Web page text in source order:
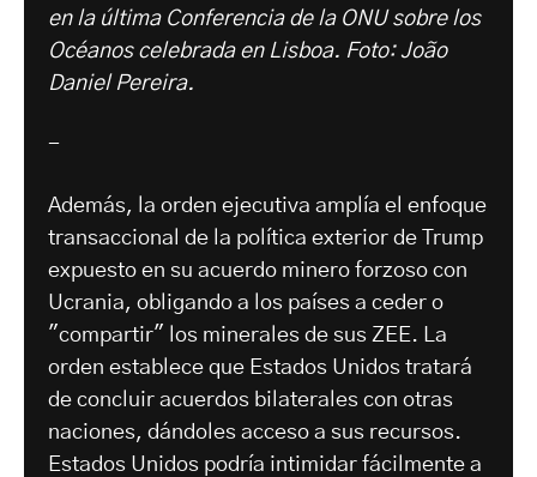
en la última Conferencia de la ONU sobre los
Océanos celebrada en Lisboa. Foto: João
Daniel Pereira.
-
Además, la orden ejecutiva amplía el enfoque
transaccional de la política exterior de Trump
expuesto en su acuerdo minero forzoso con
Ucrania, obligando a los países a ceder o
"compartir" los minerales de sus ZEE. La
orden establece que Estados Unidos tratará
de concluir acuerdos bilaterales con otras
naciones, dándoles acceso a sus recursos.
Estados Unidos podría intimidar fácilmente a